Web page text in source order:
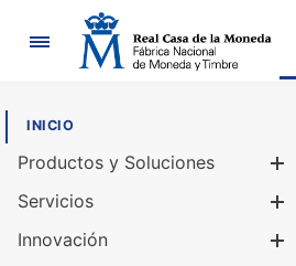
Navegación
INICIO
Productos y Soluciones
Servicios
Innovación